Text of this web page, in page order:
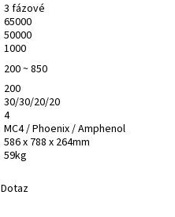
3 fázové
65000
50000
1000
200 ~ 850
200
30/30/20/20
4
MC4 / Phoenix / Amphenol
586 x 788 x 264mm
59kg
Dotaz